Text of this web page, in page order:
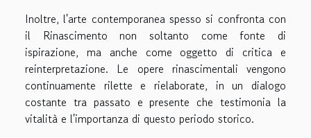
Inoltre, l'arte contemporanea spesso si confronta con
il Rinascimento non soltanto come fonte di
ispirazione, ma anche come oggetto di critica e
reinterpretazione. Le opere rinascimentali vengono
continuamente rilette e rielaborate, in un dialogo
costante tra passato e presente che testimonia la
vitalità e l'importanza di questo periodo storico.